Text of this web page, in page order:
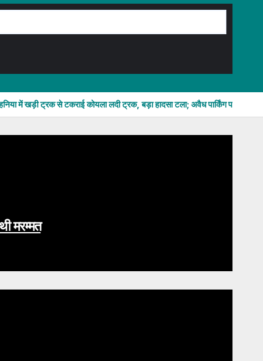
में खड़ी ट्रक से टकराई कोयला लदी ट्रक, बड़ा हादसा टला; अवैध पार्किंग पर उठे
मरम्मत